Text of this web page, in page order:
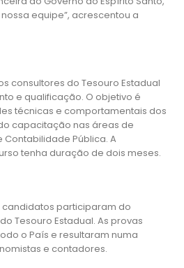
equipe”, acrescentou a
consultores do Tesouro Estadual
e qualificação. O objetivo é
técnicas e comportamentais dos
capacitação nas áreas de
Contabilidade Pública. A
tenha duração de dois meses.
candidatos participaram do
Tesouro Estadual. As provas
o País e resultaram numa
e contadores.